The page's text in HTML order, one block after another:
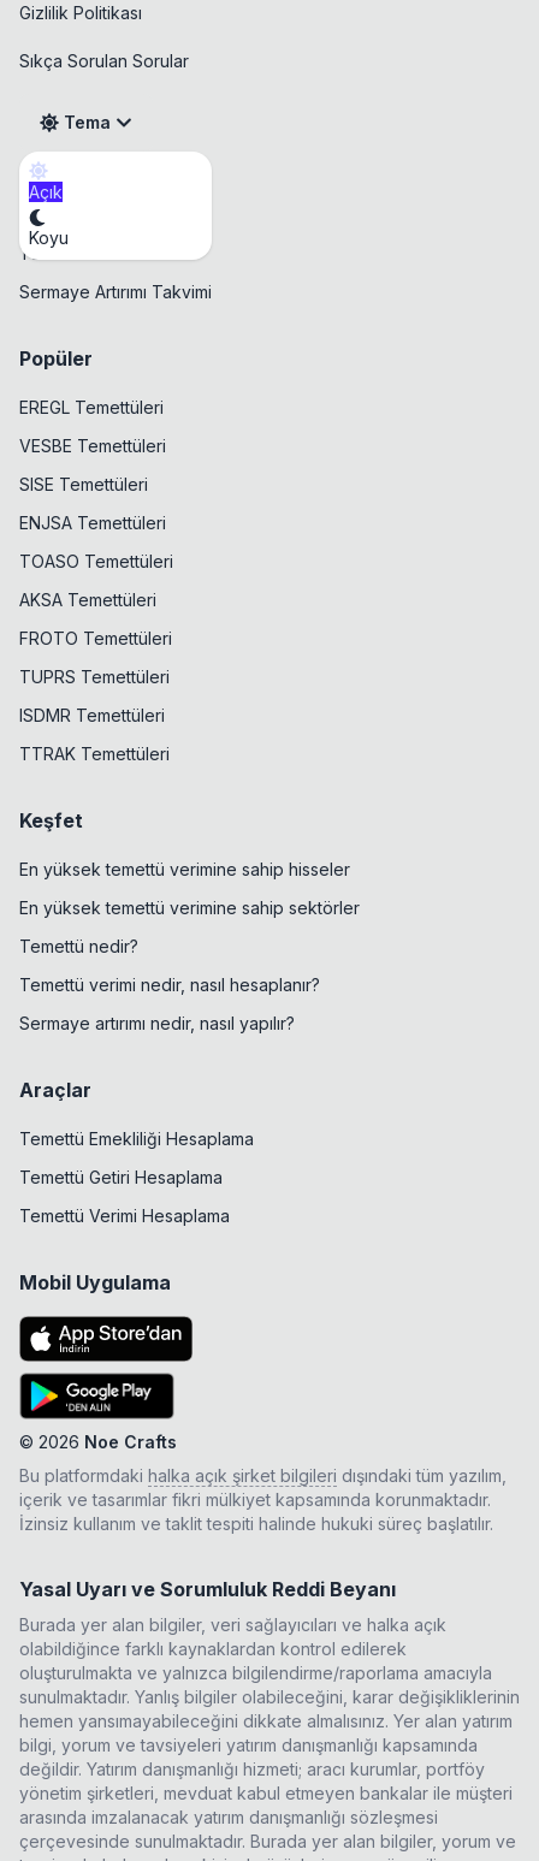
Gizlilik Politikası
Sıkça Sorulan Sorular
Tema
Açık
Koyu
Takvim
Temettü Takvimi
Sermaye Artırımı Takvimi
Popüler
EREGL Temettüleri
VESBE Temettüleri
SISE Temettüleri
ENJSA Temettüleri
TOASO Temettüleri
AKSA Temettüleri
FROTO Temettüleri
TUPRS Temettüleri
ISDMR Temettüleri
TTRAK Temettüleri
Keşfet
En yüksek temettü verimine sahip hisseler
En yüksek temettü verimine sahip sektörler
Temettü nedir?
Temettü verimi nedir, nasıl hesaplanır?
Sermaye artırımı nedir, nasıl yapılır?
Araçlar
Temettü Emekliliği Hesaplama
Temettü Getiri Hesaplama
Temettü Verimi Hesaplama
Mobil Uygulama
© 2026 Noe Crafts
Bu platformdaki halka açık şirket bilgileri dışındaki tüm yazılım,
içerik ve tasarımlar fikri mülkiyet kapsamında korunmaktadır.
İzinsiz kullanım ve taklit tespiti halinde hukuki süreç başlatılır.
Yasal Uyarı ve Sorumluluk Reddi Beyanı
Burada yer alan bilgiler, veri sağlayıcıları ve halka açık
olabildiğince farklı kaynaklardan kontrol edilerek
oluşturulmakta ve yalnızca bilgilendirme/raporlama amacıyla
sunulmaktadır. Yanlış bilgiler olabileceğini, karar değişikliklerinin
hemen yansımayabileceğini dikkate almalısınız. Yer alan yatırım
bilgi, yorum ve tavsiyeleri yatırım danışmanlığı kapsamında
değildir. Yatırım danışmanlığı hizmeti; aracı kurumlar, portföy
yönetim şirketleri, mevduat kabul etmeyen bankalar ile müşteri
arasında imzalanacak yatırım danışmanlığı sözleşmesi
çerçevesinde sunulmaktadır. Burada yer alan bilgiler, yorum ve